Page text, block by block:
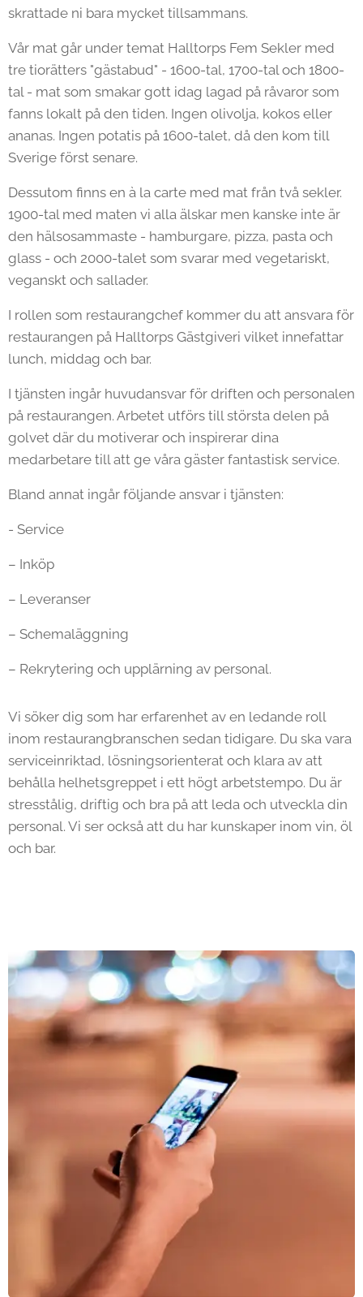
skrattade ni bara mycket tillsammans.
Vår mat går under temat Halltorps Fem Sekler med
tre tiorätters "gästabud" - 1600-tal, 1700-tal och 1800-
tal - mat som smakar gott idag lagad på råvaror som
fanns lokalt på den tiden. Ingen olivolja, kokos eller
ananas. Ingen potatis på 1600-talet, då den kom till
Sverige först senare.
Dessutom finns en à la carte med mat från två sekler.
1900-tal med maten vi alla älskar men kanske inte är
den hälsosammaste - hamburgare, pizza, pasta och
glass - och 2000-talet som svarar med vegetariskt,
veganskt och sallader.
I rollen som restaurangchef kommer du att ansvara för
restaurangen på Halltorps Gästgiveri vilket innefattar
lunch, middag och bar.
I tjänsten ingår huvudansvar för driften och personalen
på restaurangen. Arbetet utförs till största delen på
golvet där du motiverar och inspirerar dina
medarbetare till att ge våra gäster fantastisk service.
Bland annat ingår följande ansvar i tjänsten:
- Service
– Inköp
– Leveranser
– Schemaläggning
– Rekrytering och upplärning av personal.
Vi söker dig som har erfarenhet av en ledande roll
inom restaurangbranschen sedan tidigare. Du ska vara
serviceinriktad, lösningsorienterat och klara av att
behålla helhetsgreppet i ett högt arbetstempo. Du är
stresstålig, driftig och bra på att leda och utveckla din
personal. Vi ser också att du har kunskaper inom vin, öl
och bar.